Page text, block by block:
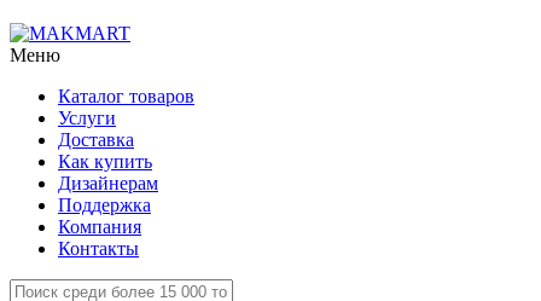
Меню
Каталог товаров
Услуги
Доставка
Как купить
Дизайнерам
Поддержка
Компания
Контакты